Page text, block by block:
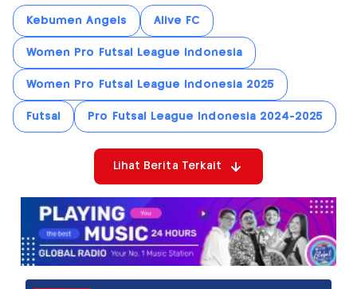
Kebumen Angels Alive FC
Women Pro Futsal League Indonesia
Women Pro Futsal League Indonesia 2025
Futsal Pro Futsal League Indonesia 2024-2025
Lihat Berita Terkait